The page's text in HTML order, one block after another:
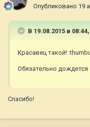
Опубликовано 19
В 19.08.2015 в
Красавец такой!
Обязательно
Спасибо!